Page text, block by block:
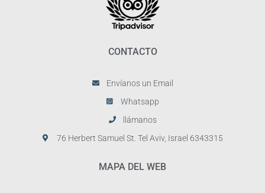
CONTACTO
Envíanos un Email
Whatsapp
llámanos
76 Herbert Samuel St. Tel Aviv, Israel 6343315
MAPA DEL WEB